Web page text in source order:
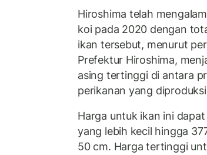
Hiroshima telah
koi pada 2020 dengan
ikan tersebut, menurut
Prefektur Hiroshima,
asing tertinggi di antara
perikanan yang
Harga untuk ikan ini
yang lebih kecil hingga
50 cm. Harga tertinggi